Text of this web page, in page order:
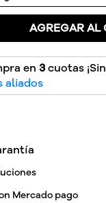
AGREGAR AL
en3cuotas
aliados
Mercado pago